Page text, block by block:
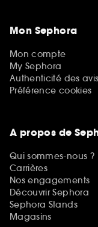
Mon Sephora
Mon compte
My Sephora
Authenticité des avis
Préférence cookies
A propos de
Qui sommes-nous ?
Carrières
Nos engagements
Découvrir Sephora
Sephora Stands
Magasins